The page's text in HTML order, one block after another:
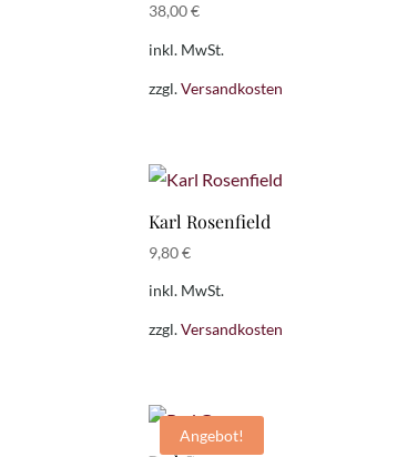
38,00€
inkl. MwSt.
zzgl.Versandkosten
Karl Rosenfield
9,80€
inkl. MwSt.
zzgl.Versandkosten
Angebot!